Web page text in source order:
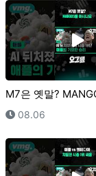
등록일
08.06